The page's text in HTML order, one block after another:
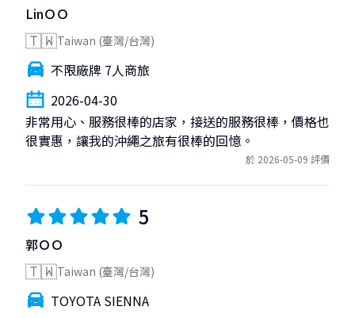
LinＯＯ
🇹🇼Taiwan (臺灣/台灣)
不限廠牌 7人商旅
2026-04-30
非常用心、服務很棒的店家，接送的服務很棒，價格也
很實惠，讓我的沖繩之旅有很棒的回憶。
於 2026-05-09 評價
5
郭ＯＯ
🇹🇼Taiwan (臺灣/台灣)
TOYOTA SIENNA